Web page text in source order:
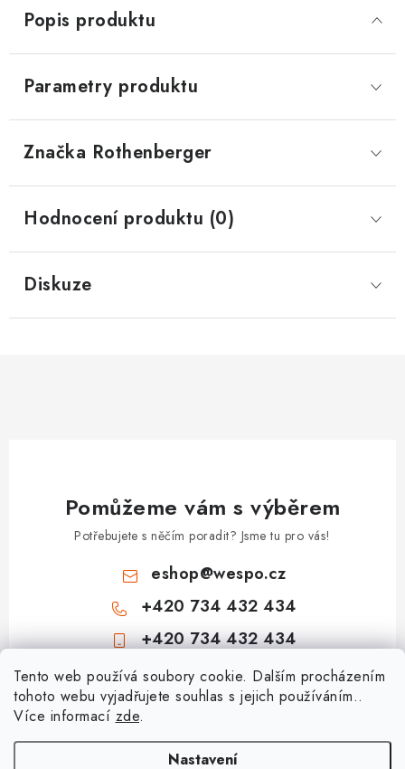
Tento web používá soubory cookie. Dalším procházením
tohoto webu vyjadřujete souhlas s jejich používáním..
Více informací zde.
Nastavení
Popis produktu
Parametry produktu
Značka Rothenberger
Hodnocení produktu (0)
Diskuze
Pomůžeme vám s výběrem
Potřebujete s něčím poradit? Jsme tu pro vás!
eshop@wespo.cz
+420 734 432 434
+420 734 432 434
Informace pro vás